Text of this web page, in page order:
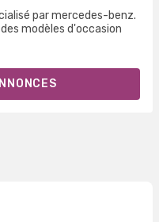
par mercedes-benz.
modèles d'occasion